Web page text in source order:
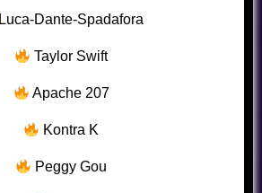
Luca-Dante-Spadafora
Taylor Swift
Apache 207
Kontra K
Peggy Gou